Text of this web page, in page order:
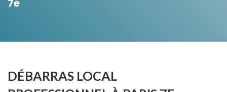
7e
DÉBARRAS LOCAL